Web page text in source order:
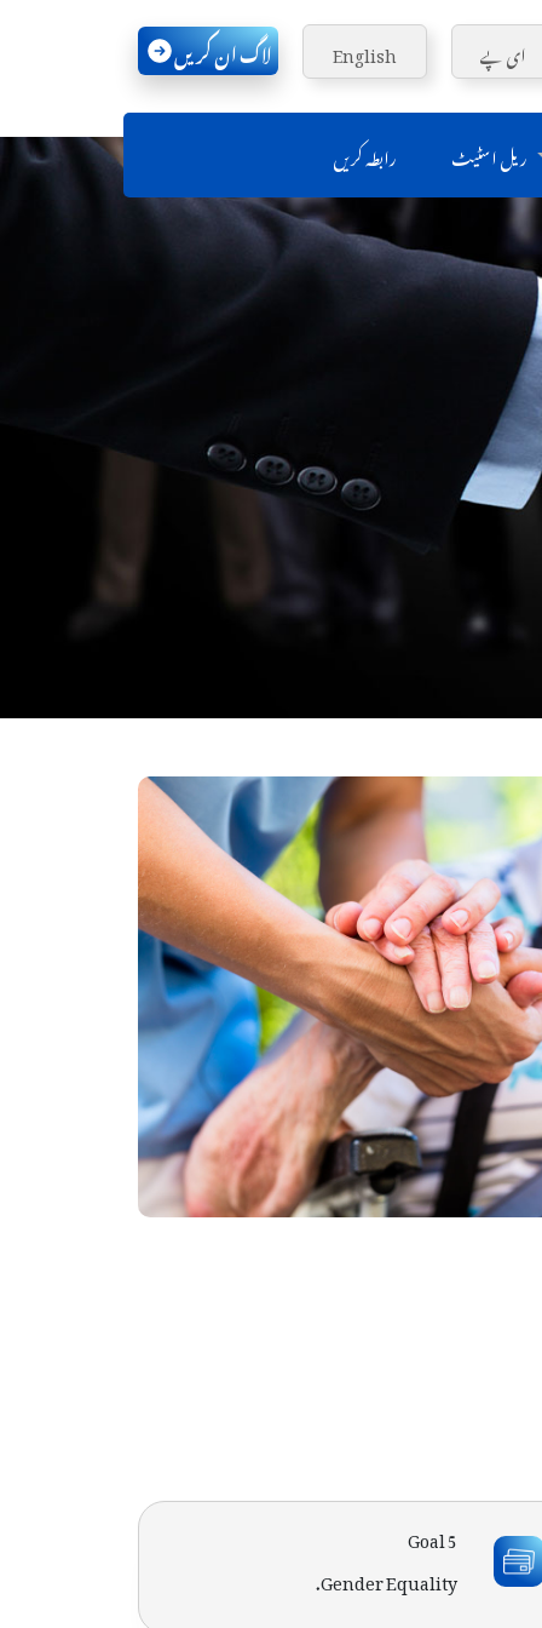
ای پے English لاگ ان کریں
ریل اسٹیٹ رابطہ کریں
Goal 5
Gender Equality.